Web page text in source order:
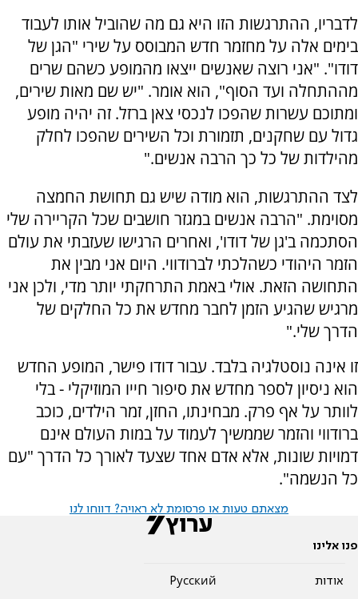
לדבריו, ההתרגשות הזו היא גם מה שהוביל אותו לעבוד
בימים אלה על מחזמר חדש המבוסס על שירי "הגן של
דודו". "אני רוצה שאנשים ייצאו מהמופע כשהם שרים
מההתחלה ועד הסוף", הוא אומר. "יש שם מאות שירים,
ומתוכם עשרות שהפכו לנכסי צאן ברזל. זה יהיה מופע
גדול עם שחקנים, תזמורת וכל השירים שהפכו לחלק
מהילדות של כל כך הרבה אנשים."
לצד ההתרגשות, הוא מודה שיש גם תחושת החמצה
מסוימת. "הרבה אנשים במגזר חושבים שכל הקריירה שלי
הסתכמה ב'גן של דודו', ואחרים הרגישו שעזבתי את עולם
הזמר היהודי כשהלכתי לברודווי. היום אני מבין את
התחושה הזאת. אולי באמת התרחקתי יותר מדי, ולכן אני
מרגיש שהגיע הזמן לחבר מחדש את כל החלקים של
הדרך שלי."
זו אינה נוסטלגיה בלבד. עבור דודו פישר, המופע החדש
הוא ניסיון לספר מחדש את סיפור חייו המוזיקלי - בלי
לוותר על אף פרק. מבחינתו, החזן, זמר הילדים, כוכב
ברודווי והזמר שממשיך לעמוד על במות העולם אינם
דמויות שונות, אלא אדם אחד שצעד לאורך כל הדרך "עם
כל הנשמה".
מצאתם טעות או פרסומת לא ראויה? דווחו לנו
פנו אלינו
אודות
Pусский